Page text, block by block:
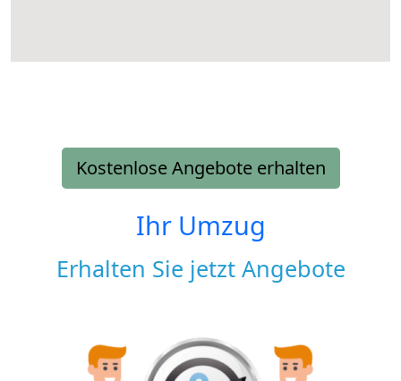
Kostenlose Angebote erhalten
Ihr Umzug
Erhalten Sie jetzt Angebote